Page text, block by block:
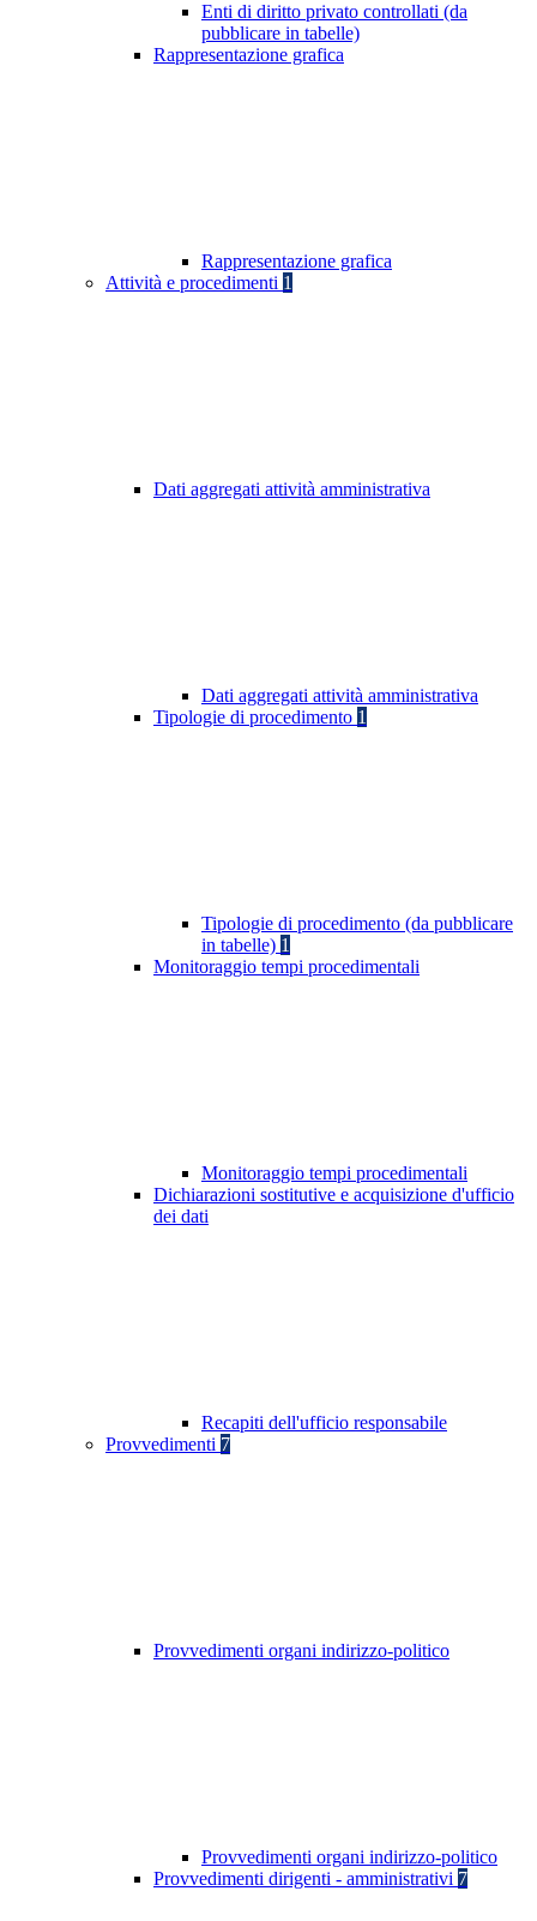
Enti di diritto privato controllati (da
pubblicare in tabelle)
Rappresentazione grafica
Rappresentazione grafica
Attività e procedimenti 1
Dati aggregati attività amministrativa
Dati aggregati attività amministrativa
Tipologie di procedimento 1
Tipologie di procedimento (da pubblicare
in tabelle) 1
Monitoraggio tempi procedimentali
Monitoraggio tempi procedimentali
Dichiarazioni sostitutive e acquisizione d'ufficio
dei dati
Recapiti dell'ufficio responsabile
Provvedimenti 7
Provvedimenti organi indirizzo-politico
Provvedimenti organi indirizzo-politico
Provvedimenti dirigenti - amministrativi 7